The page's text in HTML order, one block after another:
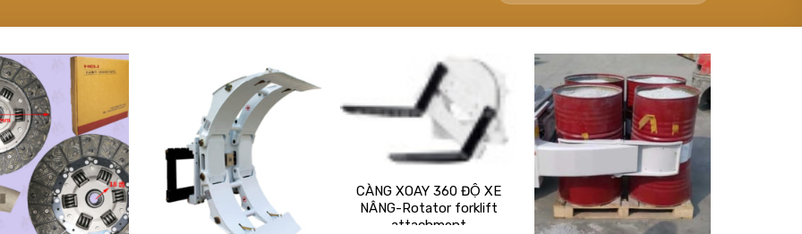
wishlist
to
wishlist
CÀNG XOAY 360 ĐỘ XE
NÂNG-Rotator forklift
attachment
Add
wishlist